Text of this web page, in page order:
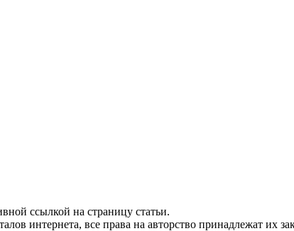
ссылкой на страницу статьи.
интернета, все права на авторство принадлежат их